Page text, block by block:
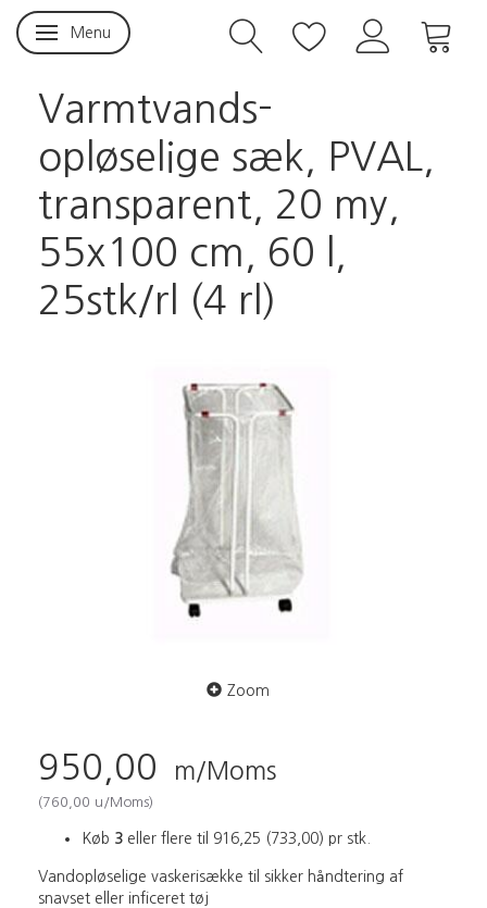
Skifte navigation
Menu
Varmtvands-
opløselige sæk, PVAL,
transparent, 20 my,
55x100 cm, 60 l,
25stk/rl (4 rl)
Zoom
950,00 m/Moms
(760,00 u/Moms)
Køb 3 eller flere til 916,25 (733,00) pr stk.
Vandopløselige vaskerisække til sikker håndtering af
snavset eller inficeret tøj